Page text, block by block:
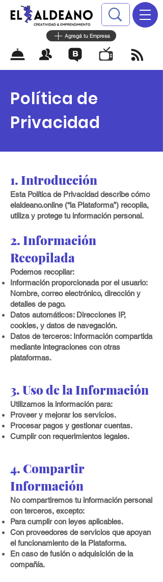
Agregá tu Empresa
Política de
Privacidad
1. Introducción
Esta Política de Privacidad describe cómo
elaldeano.online (“la Plataforma”) recopila,
utiliza y protege tu información personal.
2. Información
Recopilada
Podemos recopilar:
Información proporcionada por el usuario:
Nombre, correo electrónico, dirección y
detalles de pago.
Datos automáticos: Direcciones IP,
cookies, y datos de navegación.
Datos de terceros: Información compartida
mediante integraciones con otras
plataformas.
3. Uso de la Información
Utilizamos la información para:
Proveer y mejorar los servicios.
Procesar pagos y gestionar cuentas.
Cumplir con requerimientos legales.
4. Compartir
Información
No compartiremos tu información personal
con terceros, excepto:
Para cumplir con leyes aplicables.
Con proveedores de servicios que apoyan
el funcionamiento de la Plataforma.
En caso de fusión o adquisición de la
compañía.